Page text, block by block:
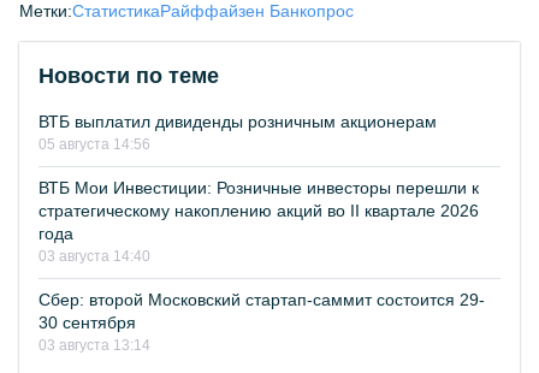
Метки:СтатистикаРайффайзен Банкопрос
Новости по теме
ВТБ выплатил дивиденды розничным акционерам
05 августа 14:56
ВТБ Мои Инвестиции: Розничные инвесторы перешли к
стратегическому накоплению акций во II квартале 2026
года
03 августа 14:40
Сбер: второй Московский стартап-саммит состоится 29-
30 сентября
03 августа 13:14